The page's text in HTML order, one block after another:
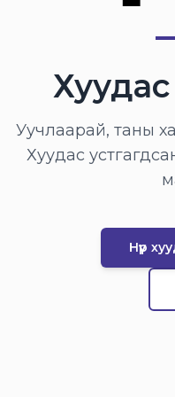
Хуудас
Уучлаарай, таны
Хуудас
Нүүр